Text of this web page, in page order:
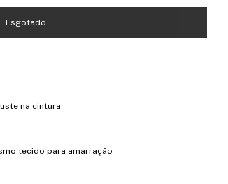
na cintura
tecido para amarração